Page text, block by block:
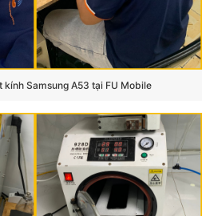
kính Samsung A53 tại FU Mobile